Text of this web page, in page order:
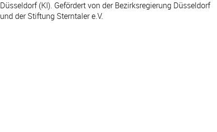
Düsseldorf (KI). Gefördert von der Bezirksregierung Düsseldorf
und der Stiftung Sterntaler e.V.